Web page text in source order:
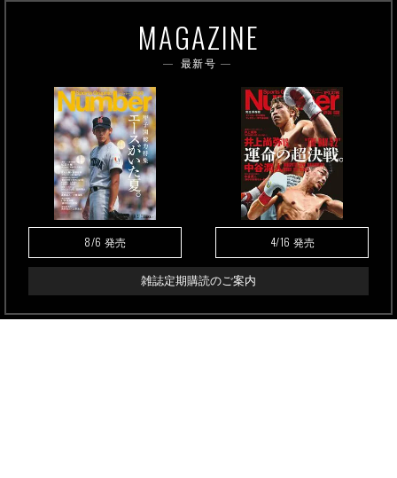
MAGAZINE
最新号
8/6 発売 4/16 発売
雑誌定期購読のご案内